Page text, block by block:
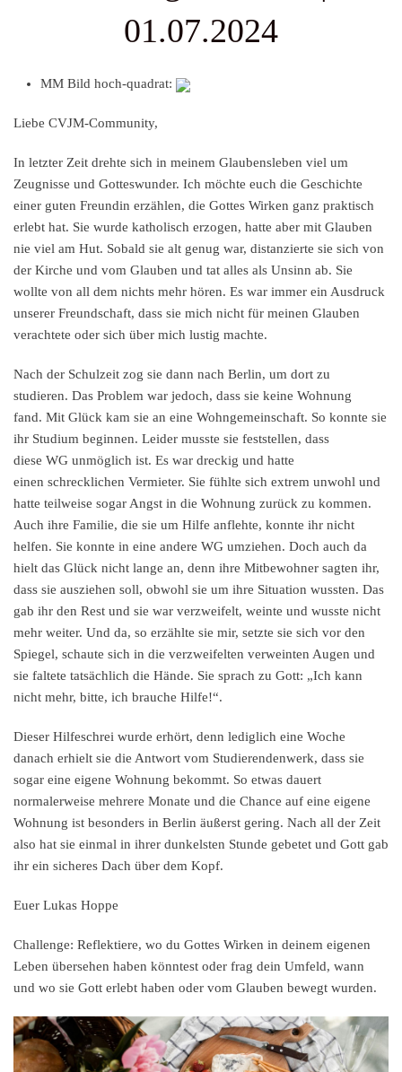
01.07.2024
MM Bild hoch-quadrat:
Liebe CVJM-Community,
In letzter Zeit drehte sich in meinem Glaubensleben viel um
Zeugnisse und Gotteswunder. Ich möchte euch die Geschichte
einer guten Freundin erzählen, die Gottes Wirken ganz praktisch
erlebt hat. Sie wurde katholisch erzogen, hatte aber mit Glauben
nie viel am Hut. Sobald sie alt genug war, distanzierte sie sich von
der Kirche und vom Glauben und tat alles als Unsinn ab. Sie
wollte von all dem nichts mehr hören. Es war immer ein Ausdruck
unserer Freundschaft, dass sie mich nicht für meinen Glauben
verachtete oder sich über mich lustig machte.
Nach der Schulzeit zog sie dann nach Berlin, um dort zu
studieren. Das Problem war jedoch, dass sie keine Wohnung
fand. Mit Glück kam sie an eine Wohngemeinschaft. So konnte sie
ihr Studium beginnen. Leider musste sie feststellen, dass
diese WG unmöglich ist. Es war dreckig und hatte
einen schrecklichen Vermieter. Sie fühlte sich extrem unwohl und
hatte teilweise sogar Angst in die Wohnung zurück zu kommen.
Auch ihre Familie, die sie um Hilfe anflehte, konnte ihr nicht
helfen. Sie konnte in eine andere WG umziehen. Doch auch da
hielt das Glück nicht lange an, denn ihre Mitbewohner sagten ihr,
dass sie ausziehen soll, obwohl sie um ihre Situation wussten. Das
gab ihr den Rest und sie war verzweifelt, weinte und wusste nicht
mehr weiter. Und da, so erzählte sie mir, setzte sie sich vor den
Spiegel, schaute sich in die verzweifelten verweinten Augen und
sie faltete tatsächlich die Hände. Sie sprach zu Gott: „Ich kann
nicht mehr, bitte, ich brauche Hilfe!“.
Dieser Hilfeschrei wurde erhört, denn lediglich eine Woche
danach erhielt sie die Antwort vom Studierendenwerk, dass sie
sogar eine eigene Wohnung bekommt. So etwas dauert
normalerweise mehrere Monate und die Chance auf eine eigene
Wohnung ist besonders in Berlin äußerst gering. Nach all der Zeit
also hat sie einmal in ihrer dunkelsten Stunde gebetet und Gott gab
ihr ein sicheres Dach über dem Kopf.
Euer Lukas Hoppe
Challenge: Reflektiere, wo du Gottes Wirken in deinem eigenen
Leben übersehen haben könntest oder frag dein Umfeld, wann
und wo sie Gott erlebt haben oder vom Glauben bewegt wurden.